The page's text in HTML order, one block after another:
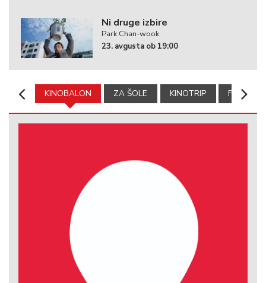
Ni druge izbire
Park Chan-wook
23. avgusta ob 19:00
KINOBALON ZA ŠOLE KINOTRIP FILMSKA